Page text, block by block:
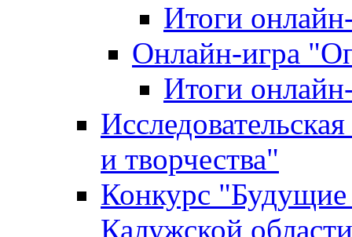
Итоги
Онлайн-игра
Итоги
и творчества"
Конкурс
Калужской области